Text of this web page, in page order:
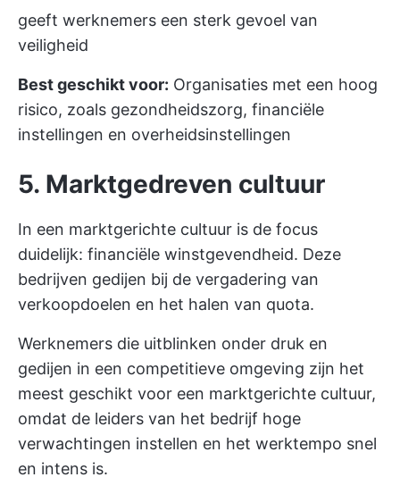
geeft werknemers een sterk gevoel van
veiligheid
Best geschikt voor: Organisaties met een hoog
risico, zoals gezondheidszorg, financiële
instellingen en overheidsinstellingen
5. Marktgedreven cultuur
In een marktgerichte cultuur is de focus
duidelijk: financiële winstgevendheid. Deze
bedrijven gedijen bij de vergadering van
verkoopdoelen en het halen van quota.
Werknemers die uitblinken onder druk en
gedijen in een competitieve omgeving zijn het
meest geschikt voor een marktgerichte cultuur,
omdat de leiders van het bedrijf hoge
verwachtingen instellen en het werktempo snel
en intens is.